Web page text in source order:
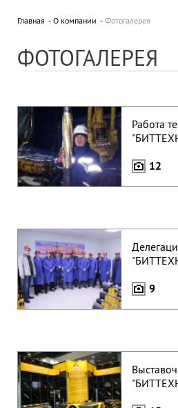
динамично развивается по
основе работы предприятия
НОВОСТИ
18 сентября 2025
ПАРТНЕРЫ
согласие на обработку
Главная О компании Фотогалерея
ФОТОГАЛЕРЕЯ
Работа
12
9